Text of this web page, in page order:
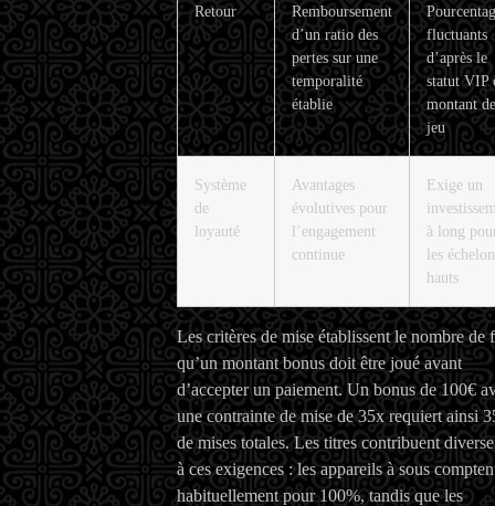
Retour
Remboursement
d’un ratio des
pertes sur une
temporalité
établie
fluctuants
d’après le
statut VIP
montant de
jeu
Système
de
loyauté
Avantages
évolutives pour
l’engagement
continue
Exige un
à long
les
hauts
Les critères de mise établissent le nombre de
qu’un montant bonus doit être joué avant
d’accepter un paiement. Un bonus de 100€
une contrainte de mise de 35x requiert ainsi
de mises totales. Les titres contribuent
à ces exigences : les appareils à sous
habituellement pour 100%, tandis que les